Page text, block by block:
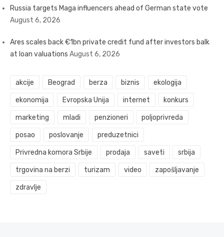
Russia targets Maga influencers ahead of German state vote
August 6, 2026
Ares scales back €1bn private credit fund after investors balk
at loan valuations August 6, 2026
akcije Beograd berza biznis ekologija
ekonomija Evropska Unija internet konkurs
marketing mladi penzioneri poljoprivreda
posao poslovanje preduzetnici
Privredna komora Srbije prodaja saveti srbija
trgovina na berzi turizam video zapošljavanje
zdravlje